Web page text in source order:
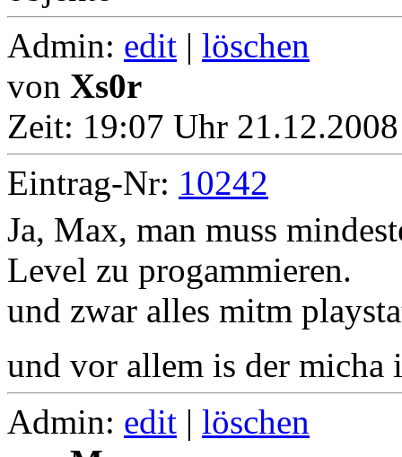
Admin: edit | löschen
von Xs0r
Zeit: 19:07 Uhr
Eintrag-Nr: 10242
Ja, Max, man muss
Level zu progammieren.
und zwar alles mitm
und vor allem is der
Admin: edit | löschen